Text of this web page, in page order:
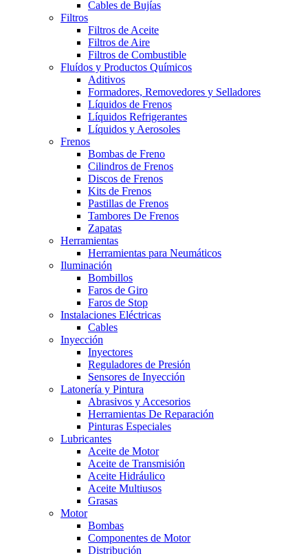
Cables de Bujías
Filtros
Filtros de Aceite
Filtros de Aire
Filtros de Combustible
Fluídos y Productos Químicos
Aditivos
Formadores, Removedores y Selladores
Líquidos de Frenos
Líquidos Refrigerantes
Líquidos y Aerosoles
Frenos
Bombas de Freno
Cilindros de Frenos
Discos de Frenos
Kits de Frenos
Pastillas de Frenos
Tambores De Frenos
Zapatas
Herramientas
Herramientas para Neumáticos
Iluminación
Bombillos
Faros de Giro
Faros de Stop
Instalaciones Eléctricas
Cables
Inyección
Inyectores
Reguladores de Presión
Sensores de Inyección
Latonería y Pintura
Abrasivos y Accesorios
Herramientas De Reparación
Pinturas Especiales
Lubricantes
Aceite de Motor
Aceite de Transmisión
Aceite Hidráulico
Aceite Multiusos
Grasas
Motor
Bombas
Componentes de Motor
Distribución